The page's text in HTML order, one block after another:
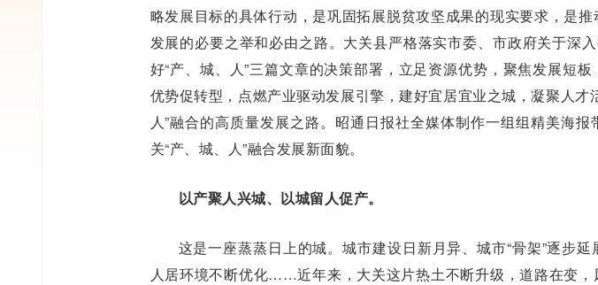
略发展目标的具体行动，是巩固拓展脱贫攻坚成果的现实要求，是
发展的必要之举和必由之路。大关县严格落实市委、市政府关于深
好“产、城、人”三篇文章的决策部署，立足资源优势，聚焦发展短
优势促转型，点燃产业驱动发展引擎，建好宜居宜业之城，凝聚人才
人”融合的高质量发展之路。昭通日报社全媒体制作一组组精美海
关“产、城、人”融合发展新面貌。
以产聚人兴城、以城留人促产。
这是一座蒸蒸日上的城。城市建设日新月异、城市“骨架”逐步延
人居环境不断优化……近年来，大关这片热土不断升级，道路在变，